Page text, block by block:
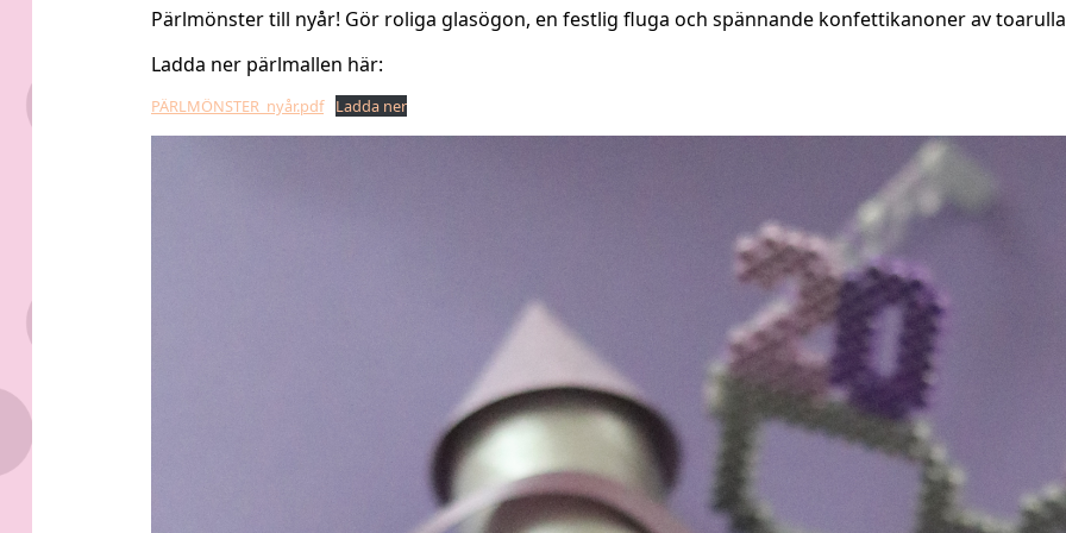
Pärlmönster till nyår! Gör roliga glasögon, en festlig fluga och spännande konfettikanoner av
Ladda ner pärlmallen här:
PÄRLMÖNSTER_nyår.pdf Ladda ner